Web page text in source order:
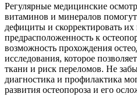
Регулярные медицинские
витаминов и минералов
дефициты и скорректировать их
предрасположенность к
возможность прохождения
исследования, которое
ткани и риск переломов. Не
диагностика и профилактика
развития остеопороза и его